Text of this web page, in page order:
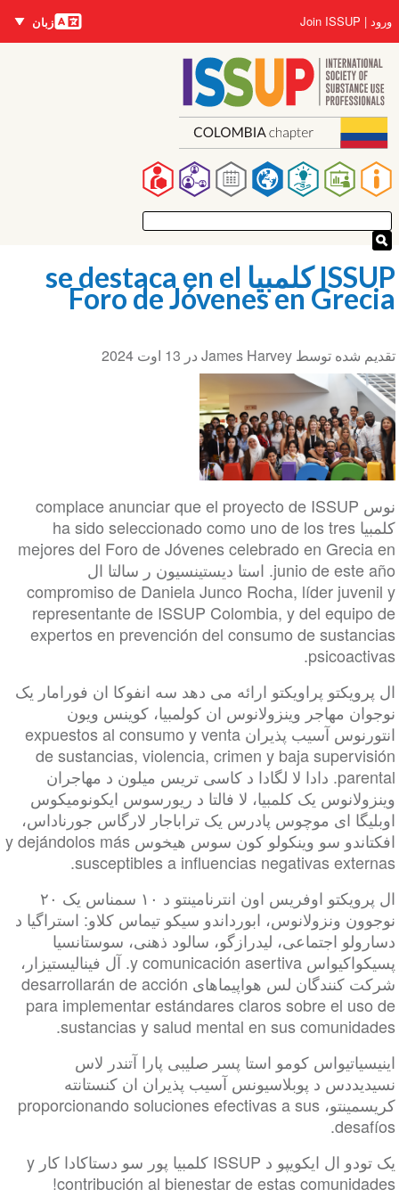
Join ISSUP زبان‌ها
زبان
ISSUP کلمبیا se destaca en el
Foro de Jóvenes en
شده توسطJames Harveyدر13 اوت 2024
نوس complace anunciar que el proyecto de ISSUP
کلمبیا ha sido seleccionado como uno de los tres
mejores del Foro de Jóvenes celebrado en
junio de este año. استا دیستینسیون ر سالتا ال
compromiso de Daniela Junco Rocha, líder
representante de ISSUP Colombia, y del
expertos en prevención del consumo de
پراویکتو ارائه می دهد سه انفوکا ان فورامار یک
مهاجر وینزولانوس ان کولمبیا، کوینس ویون
انتورنوس آسیب پذیران expuestos al consumo y venta
de sustancias, violencia, crimen y baja
parental. دادا لا لگادا د کاسی تریس میلون د مهاجران
یک کلمبیا، لا فالتا د ریورسوس ایکونومیکوس
ای موچوس پادرس یک تراباجار لارگاس جورناداس،
افکتاندو سو وینکولو کون سوس هیخوس y dejándolos más
susceptibles a influencias negativas
ال پرویکتو اوفریس اون انترنامینتو د ۱۰ سمناس یک ۲۰
ونزولانوس، ابورداندو سیکو تیماس کلاو: استراگیا د
اجتماعی، لیدرازگو، سالود ذهنی، سوستانسیا
پسیکواکیواس y comunicación asertiva. آل فینالیستیزار،
شرکت کنندگان لس هواپیماهای desarrollarán de acción
para implementar estándares claros sobre el
sustancias y salud mental en sus
کومو استا پسر صلیبی پارا آتندر لاس
د پوبلاسیونس آسیب پذیران ان کنستانته
کریسمینتو، proporcionando soluciones efectivas a sus
یک تودو ال ایکویپو د ISSUP کلمبیا پور سو دستاکادا کار y
contribución al bienestar de estas